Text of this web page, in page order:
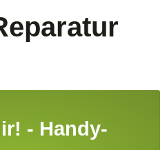
- Handy-